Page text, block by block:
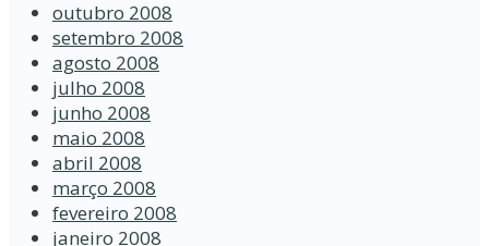
outubro 2008
setembro 2008
agosto 2008
julho 2008
junho 2008
maio 2008
abril 2008
março 2008
fevereiro 2008
janeiro 2008